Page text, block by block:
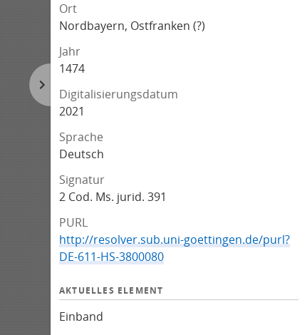
Ort
Nordbayern, Ostfranken (?)
Jahr
1474
Digitalisierungsdatum
2021
Sprache
Deutsch
Signatur
2 Cod. Ms. jurid. 391
PURL
http://resolver.sub.uni-goettingen.de/purl?
DE-611-HS-3800080
AKTUELLES ELEMENT
Einband